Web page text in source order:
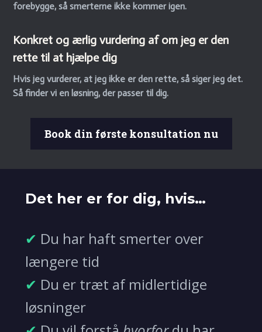
forebygge, så smerterne ikke kommer igen.
Konkret og ærlig vurdering af om jeg er den
rette til at hjælpe dig
Hvis jeg vurderer, at jeg ikke er den rette, så siger jeg det.
Så finder vi en løsning, der passer til dig.
Book din første konsultation nu
Det her er for dig, hvis…
✔ Du har haft smerter over
længere tid
✔ Du er træt af midlertidige
løsninger